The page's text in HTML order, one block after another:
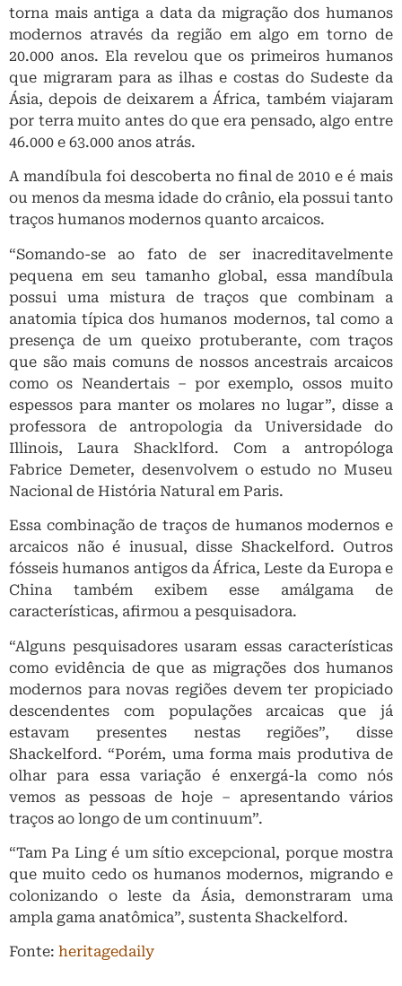
torna mais antiga a data da migração dos humanos
modernos através da região em algo em torno de
20.000 anos. Ela revelou que os primeiros humanos
que migraram para as ilhas e costas do Sudeste da
Ásia, depois de deixarem a África, também viajaram
por terra muito antes do que era pensado, algo entre
46.000 e 63.000 anos atrás.
A mandíbula foi descoberta no final de 2010 e é mais
ou menos da mesma idade do crânio, ela possui tanto
traços humanos modernos quanto arcaicos.
“Somando-se ao fato de ser inacreditavelmente
pequena em seu tamanho global, essa mandíbula
possui uma mistura de traços que combinam a
anatomia típica dos humanos modernos, tal como a
presença de um queixo protuberante, com traços
que são mais comuns de nossos ancestrais arcaicos
como os Neandertais – por exemplo, ossos muito
espessos para manter os molares no lugar”, disse a
professora de antropologia da Universidade do
Illinois, Laura Shacklford. Com a antropóloga
Fabrice Demeter, desenvolvem o estudo no Museu
Nacional de História Natural em Paris.
Essa combinação de traços de humanos modernos e
arcaicos não é inusual, disse Shackelford. Outros
fósseis humanos antigos da África, Leste da Europa e
China também exibem esse amálgama de
características, afirmou a pesquisadora.
“Alguns pesquisadores usaram essas características
como evidência de que as migrações dos humanos
modernos para novas regiões devem ter propiciado
descendentes com populações arcaicas que já
estavam presentes nestas regiões”, disse
Shackelford. “Porém, uma forma mais produtiva de
olhar para essa variação é enxergá-la como nós
vemos as pessoas de hoje – apresentando vários
traços ao longo de um continuum”.
“Tam Pa Ling é um sítio excepcional, porque mostra
que muito cedo os humanos modernos, migrando e
colonizando o leste da Ásia, demonstraram uma
ampla gama anatômica”, sustenta Shackelford.
Fonte: heritagedaily